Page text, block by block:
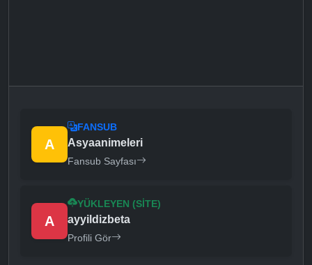
A
FANSUB
Asyaanimeleri
Fansub Sayfası
A
YÜKLEYEN (SITE)
ayyildizbeta
Profili Gör